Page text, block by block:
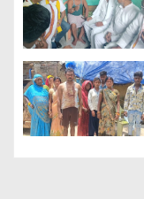
g
a
t
i